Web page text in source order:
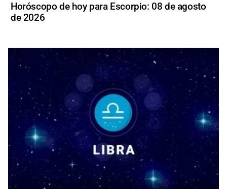
Horóscopo de hoy para Escorpio: 08 de agosto
de 2026